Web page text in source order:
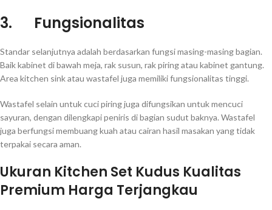
3. Fungsionalitas
Standar selanjutnya adalah berdasarkan fungsi masing-masing bagian.
Baik kabinet di bawah meja, rak susun, rak piring atau kabinet gantung.
Area kitchen sink atau wastafel juga memiliki fungsionalitas tinggi.
Wastafel selain untuk cuci piring juga difungsikan untuk mencuci
sayuran, dengan dilengkapi peniris di bagian sudut baknya. Wastafel
juga berfungsi membuang kuah atau cairan hasil masakan yang tidak
terpakai secara aman.
Ukuran Kitchen Set Kudus Kualitas
Premium Harga Terjangkau